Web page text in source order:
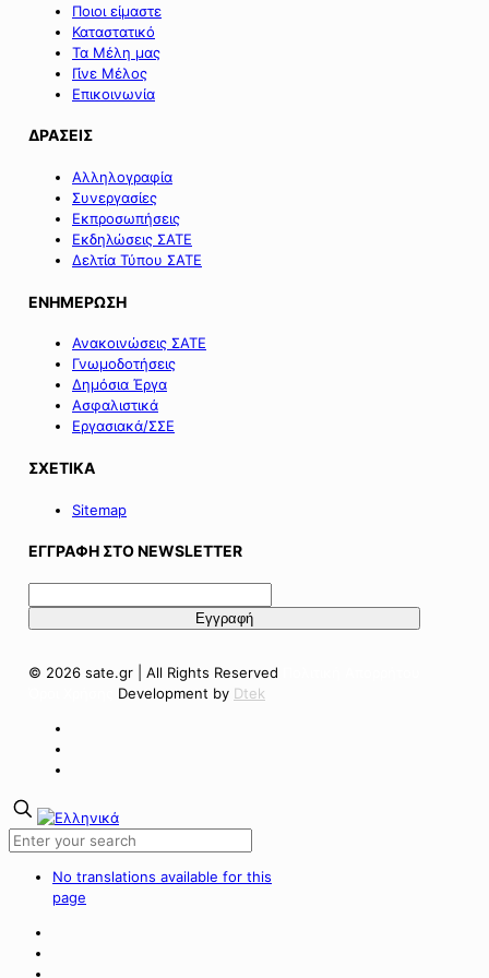
Ποιοι είμαστε
Καταστατικό
Τα Μέλη μας
Γίνε Μέλος
Επικοινωνία
ΔΡΑΣΕΙΣ
Αλληλογραφία
Συνεργασίες
Εκπροσωπήσεις
Εκδηλώσεις ΣΑΤΕ
Δελτία Τύπου ΣΑΤΕ
ΕΝΗΜΕΡΩΣΗ
Ανακοινώσεις ΣΑΤΕ
Γνωμοδοτήσεις
Δημόσια Έργα
Ασφαλιστικά
Εργασιακά/ΣΣΕ
ΣΧΕΤΙΚΑ
Sitemap
ΕΓΓΡΑΦΗ ΣΤΟ NEWSLETTER
© 2026 sate.gr | All Rights Reserved
Development by Dtek
No translations available for this
page